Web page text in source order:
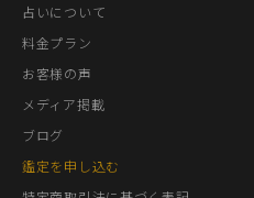
占いについて
料金プラン
お客様の声
メディア掲載
ブログ
鑑定を申し込む